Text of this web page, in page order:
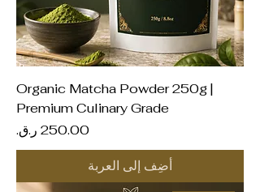
Organic Matcha Powder 250g |
Premium Culinary Grade
السعر
أضِف إلى العربة